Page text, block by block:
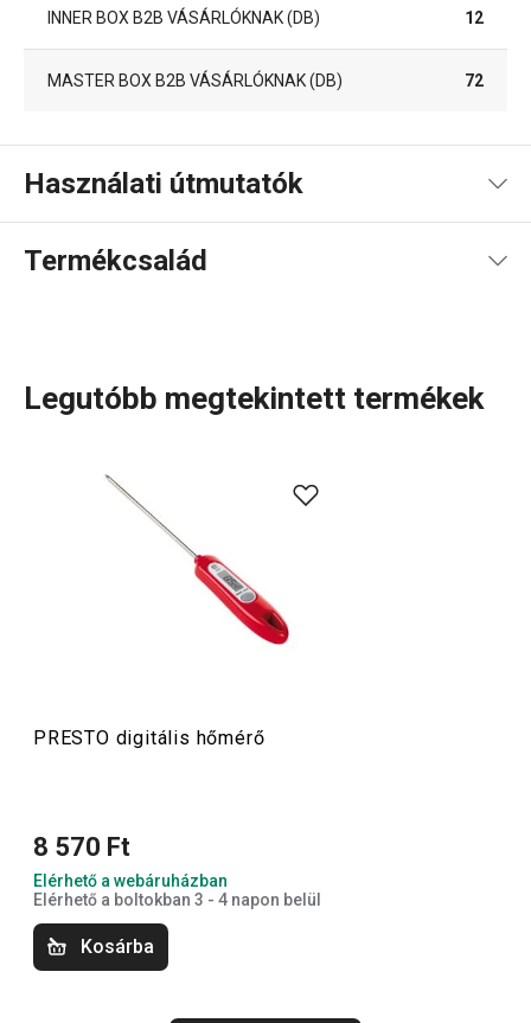
INNER BOX B2B VÁSÁRLÓKNAK (DB) 12
MASTER BOX B2B VÁSÁRLÓKNAK (DB) 72
Használati útmutatók
Használati útmutató és biztonsági információk
Termékcsalád
olyan alapvető, praktikus
konyhai eszközök
amelyeket minőségi anyagokból készítünk és mégis
megfizethetők. A PRESTO eszközök közt
merőkanalakat
más konyhai felszerelést találsz. A PRESTO konyhai
eszközök megkönnyítik a munkát a tapasztalt és a kezdő
Italok
Főzés
Legutóbb megtekintett termékek
PRESTO digitális hőmérő
8 570 Ft
Elérhető a webáruházban
Elérhető a boltokban 3 - 4 napon belül
Kosárba